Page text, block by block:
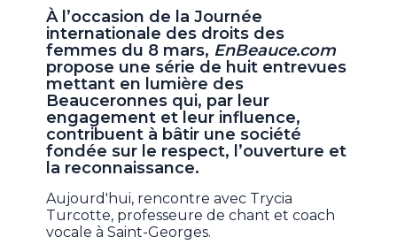
À l’occasion de la Journée
internationale des droits des
femmes du 8 mars, EnBeauce.com
propose une série de huit entrevues
mettant en lumière des
Beauceronnes qui, par leur
engagement et leur influence,
contribuent à bâtir une société
fondée sur le respect, l’ouverture et
la reconnaissance.
Aujourd'hui, rencontre avec Trycia
Turcotte, professeure de chant et coach
vocale à Saint-Georges.